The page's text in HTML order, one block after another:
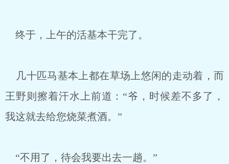
终于，上午的活基本干完了。
几十匹马基本上都在草场上悠闲的走动着，而
王野则擦着汗水上前道：“爷，时候差不多了，
我这就去给您烧菜煮酒。”
“不用了，待会我要出去一趟。”